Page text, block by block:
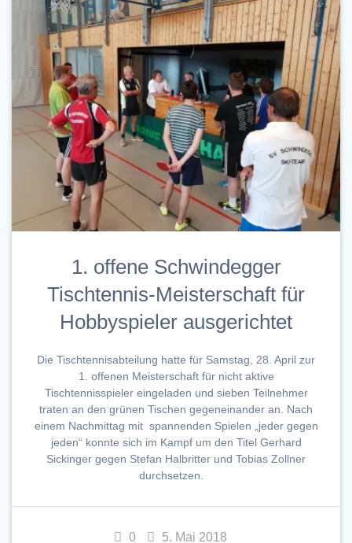
1. offene Schwindegger
Tischtennis-Meisterschaft für
Hobbyspieler ausgerichtet
Die Tischtennisabteilung hatte für Samstag, 28. April zur
1. offenen Meisterschaft für nicht aktive
Tischtennisspieler eingeladen und sieben Teilnehmer
traten an den grünen Tischen gegeneinander an. Nach
einem Nachmittag mit spannenden Spielen „jeder gegen
jeden“ konnte sich im Kampf um den Titel Gerhard
Sickinger gegen Stefan Halbritter und Tobias Zollner
durchsetzen.
0 5. Mai 2018